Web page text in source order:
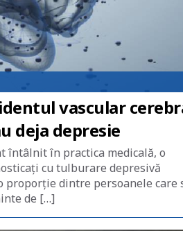
vascular
deja depresie
întâlnit în practica medicală, o
cu tulburare depresivă
proporție dintre persoanele care
de […]